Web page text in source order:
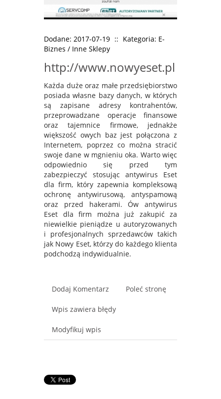
Dodane: 2017-07-19 :: Kategoria: E-
Biznes / Inne Sklepy
http://www.nowyeset.pl
Każda duże oraz małe przedsiębiorstwo
posiada własne bazy danych, w których
są zapisane adresy kontrahentów,
przeprowadzane operacje finansowe
oraz tajemnice firmowe, jednakże
większość owych baz jest połączona z
Internetem, poprzez co można stracić
swoje dane w mgnieniu oka. Warto więc
odpowiednio się przed tym
zabezpieczyć stosując antywirus Eset
dla firm, który zapewnia kompleksową
ochronę antywirusową, antyspamową
oraz przed hakerami. Ów antywirus
Eset dla firm można już zakupić za
niewielkie pieniądze u autoryzowanych
i profesjonalnych sprzedawców takich
jak Nowy Eset, którzy do każdego klienta
podchodzą indywidualnie.
Dodaj Komentarz Poleć stronę
Wpis zawiera błędy
Modyfikuj wpis